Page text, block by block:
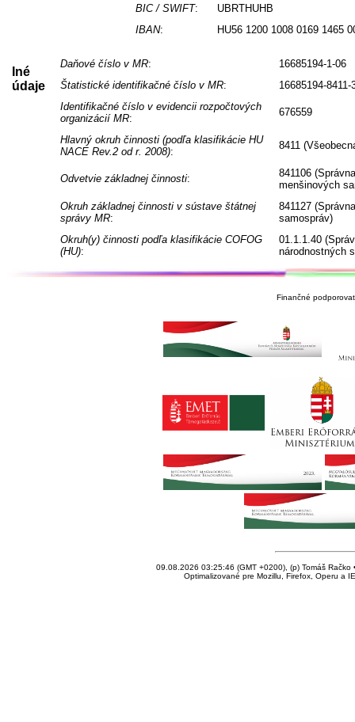
BIC / SWIFT:
UBRTHUHB
IBAN: HU56 1200 1008 0169 1465
Iné
údaje
Daňové číslo v MR:
16685194-1-06
Štatistické identifikačné číslo v MR:
16685194-8411-
Identifikačné číslo v evidencii rozpočtových
organizácií MR:
676559
Hlavný okruh činnosti (podľa klasifikácie HU
NACE Rev.2 od r. 2008):
8411
Odvetvie základnej činnosti:
841106
menšinových
Okruh základnej činnosti v sústave štátnej
správy MR:
841127
samospráv)
Okruh(y) činnosti podľa klasifikácie COFOG
(HU):
01.1.1.40
národnostných
Finančné
09.08.2026 03:25:46 (GMT +0200), (p) Tomáš Račko
Optimalizované pre Mozillu, Firefox, Operu a